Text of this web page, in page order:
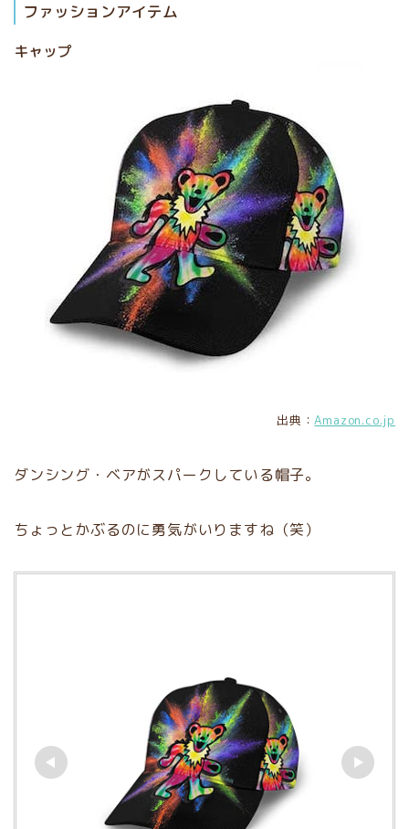
ファッションアイテム
キャップ
出典：Amazon.co.jp
ダンシング・ベアがスパークしている帽子。
ちょっとかぶるのに勇気がいりますね（笑）